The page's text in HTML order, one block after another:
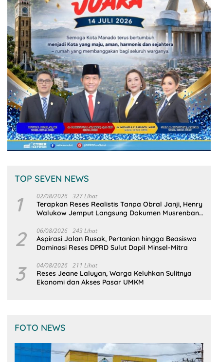
TOP SEVEN NEWS
1 02/08/2026 327 Lihat
Terapkan Reses Realistis Tanpa Obral Janji, Henry
Walukow Jemput Langsung Dokumen Musrenbang
2 06/08/2026 243 Lihat
Aspirasi Jalan Rusak, Pertanian hingga Beasiswa
Dominasi Reses DPRD Sulut Dapil Minsel-Mitra
3 04/08/2026 211 Lihat
Reses Jeane Laluyan, Warga Keluhkan Sulitnya
Ekonomi dan Akses Pasar UMKM
FOTO NEWS